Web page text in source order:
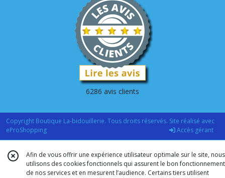
6286 avis clients
Copyright Boutique La-bidouillerie. Tous droits réservés. Site réalisé avec
eProShopping
Accès gérant
Afin de vous offrir une expérience utilisateur optimale sur le site, nous
utilisons des cookies fonctionnels qui assurent le bon fonctionnement
de nos services et en mesurent l’audience. Certains tiers utilisent